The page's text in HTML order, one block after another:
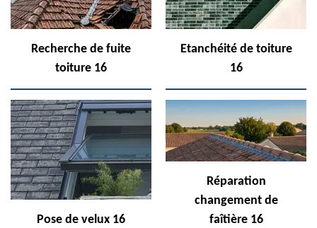
Recherche de fuite
toiture 16
Etanchéité de toiture
16
Pose de velux 16
Réparation
changement de
faîtière 16